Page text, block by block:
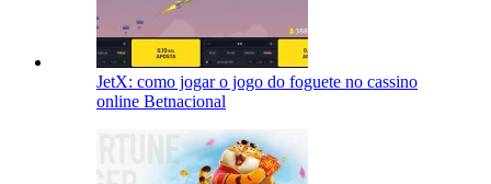
JetX: como jogar o jogo do foguete no cassino
online Betnacional